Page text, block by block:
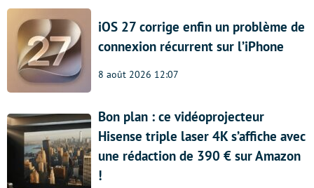
iOS 27 corrige enfin un problème de
connexion récurrent sur l’iPhone
8 août 2026 12:07
Bon plan : ce vidéoprojecteur
Hisense triple laser 4K s’affiche avec
une rédaction de 390 € sur Amazon
!